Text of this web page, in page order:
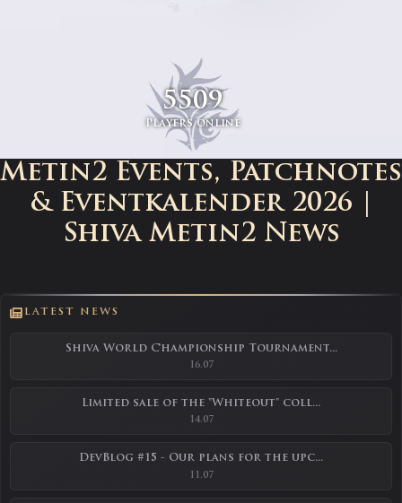
5509
Players online
Metin2 Events, Patchnotes
& Eventkalender 2026 |
Shiva Metin2 News
LATEST NEWS
Shiva World Championship Tournament...
16.07
Limited sale of the "Whiteout" coll...
14.07
DevBlog #15 - Our plans for the upc...
11.07